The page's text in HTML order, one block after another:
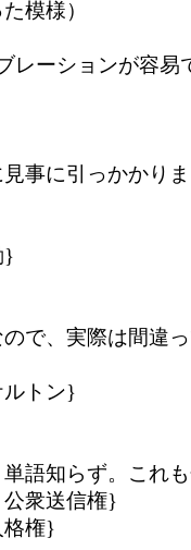
模様）
レーションが容
事に引っかかり
}
で、実際は間違
トン}
語知らず。これ
衆送信権}
権}